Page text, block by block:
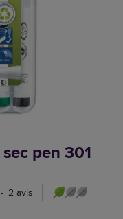
pen 301
- 2 avis